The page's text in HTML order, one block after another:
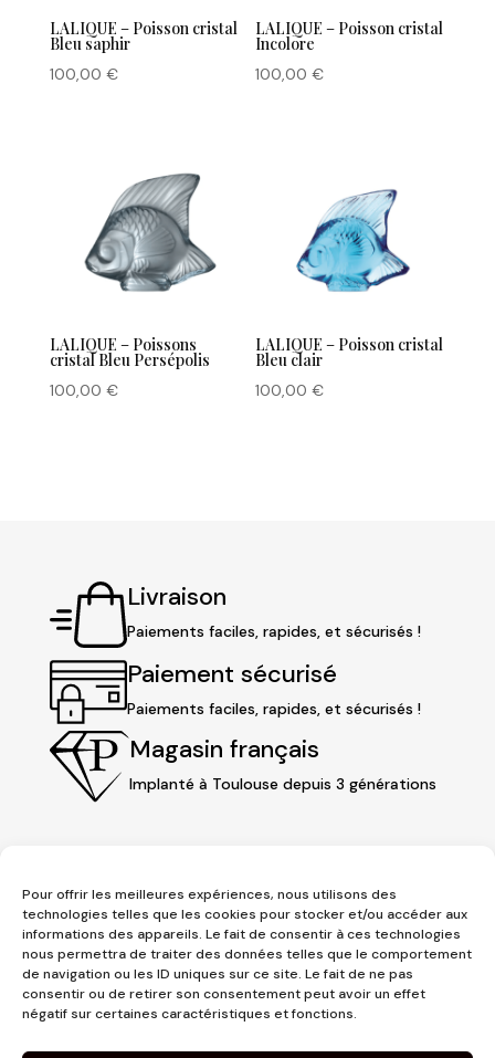
Pour offrir les meilleures expériences, nous utilisons des
technologies telles que les cookies pour stocker et/ou accéder aux
informations des appareils. Le fait de consentir à ces technologies
nous permettra de traiter des données telles que le comportement
de navigation ou les ID uniques sur ce site. Le fait de ne pas
consentir ou de retirer son consentement peut avoir un effet
négatif sur certaines caractéristiques et fonctions.
LALIQUE – Poisson cristal
Bleu saphir
100,00 €
LALIQUE – Poisson cristal
Incolore
100,00€
LALIQUE – Poissons
cristal Bleu Persépolis
100,00 €
LALIQUE – Poisson cristal
Bleu clair
100,00€
Livraison
Paiements faciles, rapides, et sécurisés !
Paiement sécurisé
Paiements faciles, rapides, et sécurisés !
Magasin français
Implanté à Toulouse depuis 3 générations
3 place Jeanne d'Arc